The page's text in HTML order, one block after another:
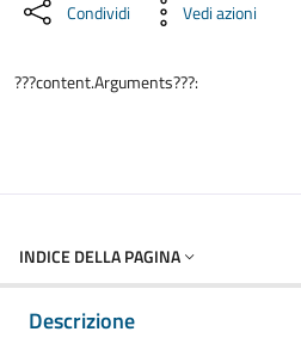
Condividi Vedi azioni
???content.Arguments???:
INDICE DELLA PAGINA
Descrizione